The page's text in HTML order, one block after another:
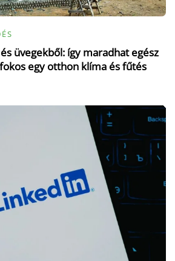
üvegekből: így maradhat egész
egy otthon klíma és fűtés